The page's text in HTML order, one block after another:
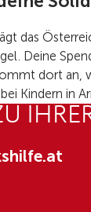
das
Deine
dort an,
Kindern in